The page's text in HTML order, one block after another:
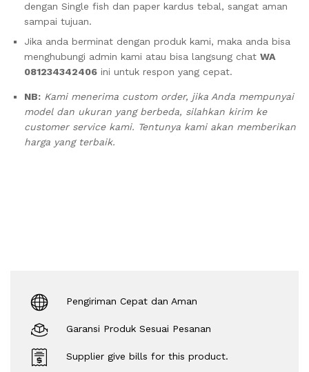
dengan Single fish dan paper kardus tebal, sangat aman
sampai tujuan.
Jika anda berminat dengan produk kami, maka anda bisa
menghubungi admin kami atau bisa langsung chat WA
081234342406 ini untuk respon yang cepat.
NB: Kami menerima custom order, jika Anda mempunyai
model dan ukuran yang berbeda, silahkan kirim ke
customer service kami. Tentunya kami akan memberikan
harga yang terbaik.
Pengiriman Cepat dan Aman
Garansi Produk Sesuai Pesanan
Supplier give bills for this product.